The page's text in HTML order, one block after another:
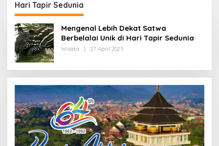
Pemerintah
Hari Tapir Sedunia
Mengenal Lebih Dekat Satwa
Berbelalai Unik di Hari Tapir Sedunia
Wisata 27 April 2025
H
R
A
K
S
I